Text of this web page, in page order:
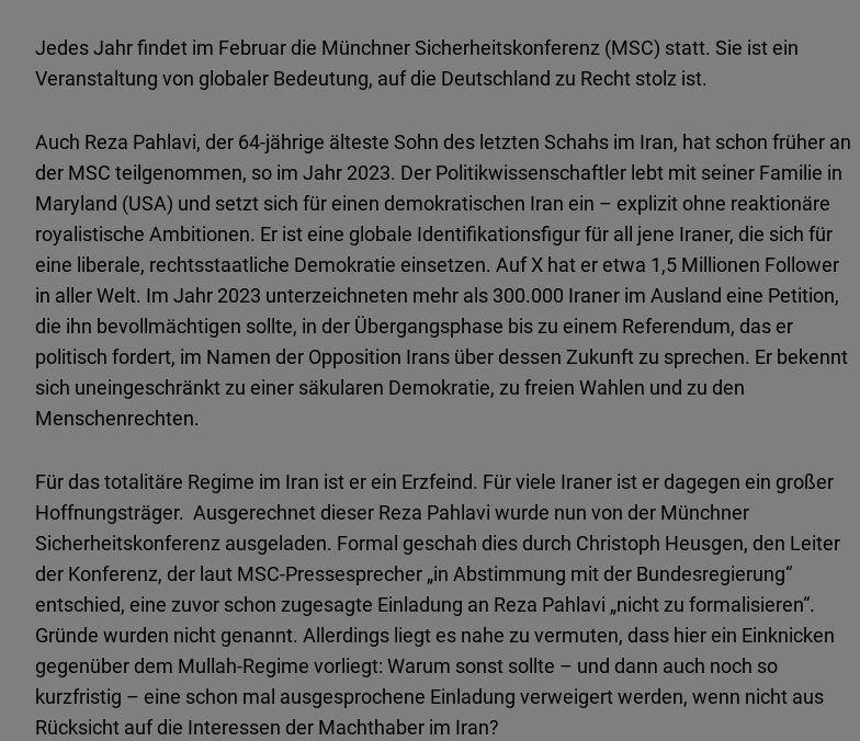
Jedes Jahr findet im Februar die Münchner Sicherheitskonferenz (MSC) statt. Sie ist ein
Veranstaltung von globaler Bedeutung, auf die Deutschland zu Recht stolz ist.
Auch Reza Pahlavi, der 64-jährige älteste Sohn des letzten Schahs im Iran, hat schon früher an
der MSC teilgenommen, so im Jahr 2023. Der Politikwissenschaftler lebt mit seiner Familie in
Maryland (USA) und setzt sich für einen demokratischen Iran ein – explizit ohne reaktionäre
royalistische Ambitionen. Er ist eine globale Identifikationsfigur für all jene Iraner, die sich für
eine liberale, rechtsstaatliche Demokratie einsetzen. Auf X hat er etwa 1,5 Millionen Follower
in aller Welt. Im Jahr 2023 unterzeichneten mehr als 300.000 Iraner im Ausland eine Petition,
die ihn bevollmächtigen sollte, in der Übergangsphase bis zu einem Referendum, das er
politisch fordert, im Namen der Opposition Irans über dessen Zukunft zu sprechen. Er bekennt
sich uneingeschränkt zu einer säkularen Demokratie, zu freien Wahlen und zu den
Menschenrechten.
Für das totalitäre Regime im Iran ist er ein Erzfeind. Für viele Iraner ist er dagegen ein großer
Hoffnungsträger. Ausgerechnet dieser Reza Pahlavi wurde nun von der Münchner
Sicherheitskonferenz ausgeladen. Formal geschah dies durch Christoph Heusgen, den Leiter
der Konferenz, der laut MSC-Pressesprecher „in Abstimmung mit der Bundesregierung“
entschied, eine zuvor schon zugesagte Einladung an Reza Pahlavi „nicht zu formalisieren“.
Gründe wurden nicht genannt. Allerdings liegt es nahe zu vermuten, dass hier ein Einknicken
gegenüber dem Mullah-Regime vorliegt: Warum sonst sollte – und dann auch noch so
kurzfristig – eine schon mal ausgesprochene Einladung verweigert werden, wenn nicht aus
Rücksicht auf die Interessen der Machthaber im Iran?
D.Vinci
Embed
Typeform
Embed